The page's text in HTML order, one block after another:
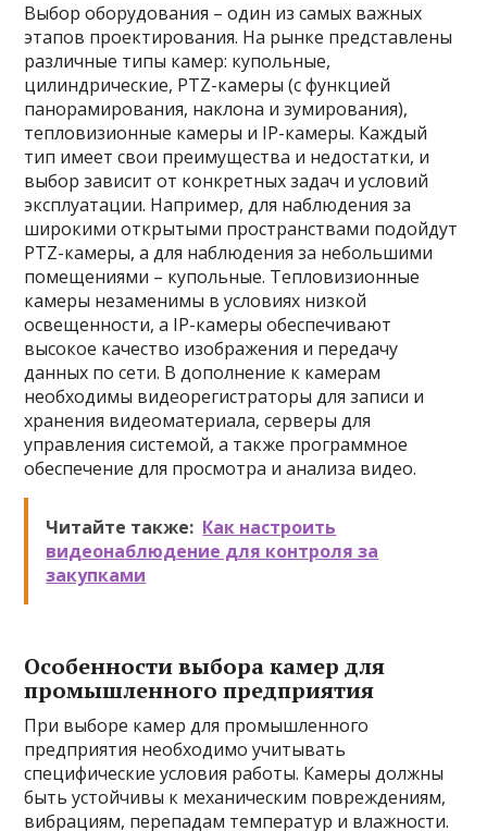
Выбор оборудования – один из самых важных
этапов проектирования. На рынке представлены
различные типы камер: купольные,
цилиндрические, PTZ-камеры (с функцией
панорамирования, наклона и зумирования),
тепловизионные камеры и IP-камеры. Каждый
тип имеет свои преимущества и недостатки, и
выбор зависит от конкретных задач и условий
эксплуатации. Например, для наблюдения за
широкими открытыми пространствами подойдут
PTZ-камеры, а для наблюдения за небольшими
помещениями – купольные. Тепловизионные
камеры незаменимы в условиях низкой
освещенности, а IP-камеры обеспечивают
высокое качество изображения и передачу
данных по сети. В дополнение к камерам
необходимы видеорегистраторы для записи и
хранения видеоматериала, серверы для
управления системой, а также программное
обеспечение для просмотра и анализа видео.
Читайте также: Как настроить
видеонаблюдение для контроля за
закупками
Особенности выбора камер для
промышленного предприятия
При выборе камер для промышленного
предприятия необходимо учитывать
специфические условия работы. Камеры должны
быть устойчивы к механическим повреждениям,
вибрациям, перепадам температур и влажности.